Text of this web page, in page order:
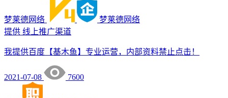
梦莱德网络
梦莱德网络
提供 线上推广渠道
我提供百度【基木鱼】专业运营，内部资料禁止点击！
2021-07-08 7600